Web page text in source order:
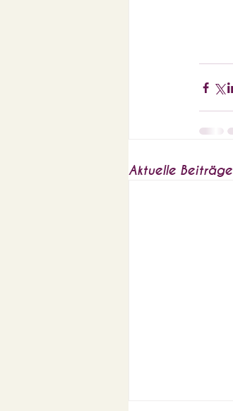
Aktuelle Beiträge